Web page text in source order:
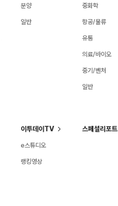
분양
일반
중화학
항공/물류
유통
의료/바이오
중기/벤처
일반
이투데이TV
e스튜디오
랭킹영상
스페셜리포트